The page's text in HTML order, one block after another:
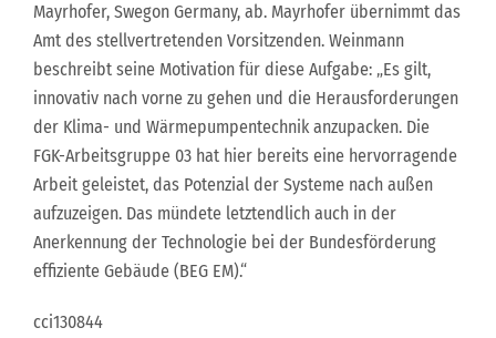
Mayrhofer, Swegon Germany, ab. Mayrhofer übernimmt das
Amt des stellvertretenden Vorsitzenden. Weinmann
beschreibt seine Motivation für diese Aufgabe: „Es gilt,
innovativ nach vorne zu gehen und die Herausforderungen
der Klima- und Wärmepumpentechnik anzupacken. Die
FGK-Arbeitsgruppe 03 hat hier bereits eine hervorragende
Arbeit geleistet, das Potenzial der Systeme nach außen
aufzuzeigen. Das mündete letztendlich auch in der
Anerkennung der Technologie bei der Bundesförderung
effiziente Gebäude (BEG EM).“
cci130844